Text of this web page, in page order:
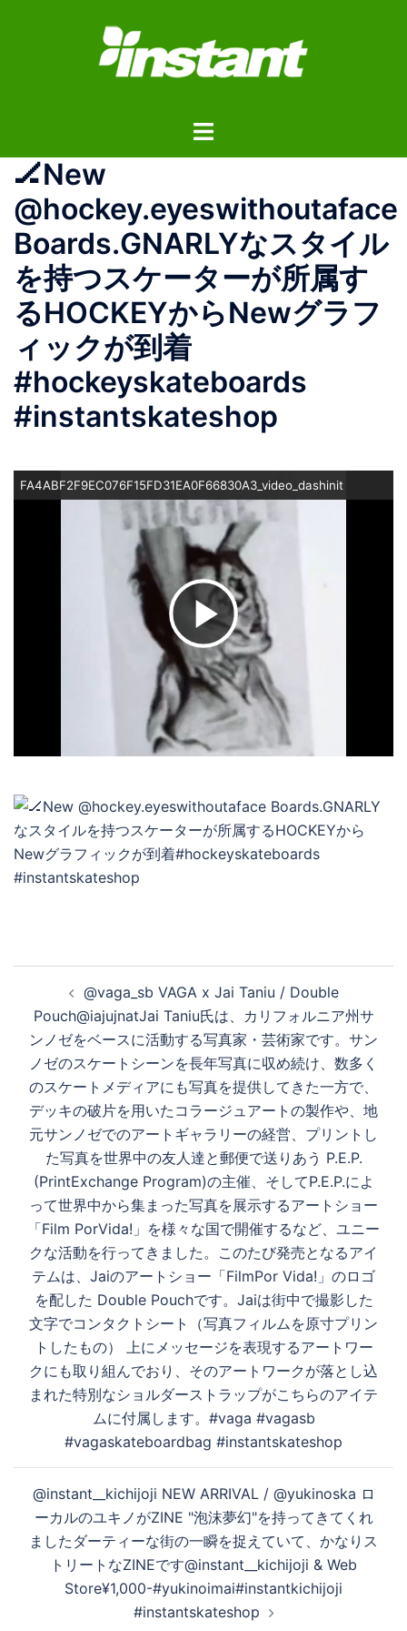
ス
ト
ニ
ュ
ー
🏒New
@hockey.eyeswithoutaface
Boards.GNARLYなスタイル
を持つスケーターが所属す
るHOCKEYからNewグラフ
ィックが到着
#hockeyskateboards
#instantskateshop
FA4ABF2F9EC076F15FD31EA0F66830A3_video_dashinit
ビ
デ
オ
を
生
す
る
ナ
ビ
ゲ
ー
シ
ン
@vaga_sb VAGA x Jai Taniu / Double
Pouch@iajujnatJai Taniu氏は、カリフォルニア州サ
ンノゼをベースに活動する写真家・芸術家です。サン
ノゼのスケートシーンを長年写真に収め続け、数多く
のスケートメディアにも写真を提供してきた一方で、
デッキの破片を用いたコラージュアートの製作や、地
元サンノゼでのアートギャラリーの経営、プリントし
た写真を世界中の友人達と郵便で送りあう P.E.P.
(PrintExchange Program)の主催、そしてP.E.P.によ
って世界中から集まった写真を展示するアートショー
「Film PorVida!」を様々な国で開催するなど、ユニー
クな活動を行ってきました。このたび発売となるアイ
テムは、Jaiのアートショー「FilmPor Vida!」のロゴ
を配した Double Pouchです。Jaiは街中で撮影した
文字でコンタクトシート（写真フィルムを原寸プリン
トしたもの） 上にメッセージを表現するアートワー
クにも取り組んでおり、そのアートワークが落とし込
まれた特別なショルダーストラップがこちらのアイテ
ムに付属します。#vaga #vagasb
#vagaskateboardbag #instantskateshop
@instant__kichijoji NEW ARRIVAL / @yukinoska ロ
ーカルのユキノがZINE "泡沫夢幻"を持ってきてくれ
ました️‍ダーティーな街の一瞬を捉えていて、かなりス
トリートなZINEです@instant__kichijoji & Web
Store¥1,000-#yukinoimai#instantkichijoji
#instantskateshop